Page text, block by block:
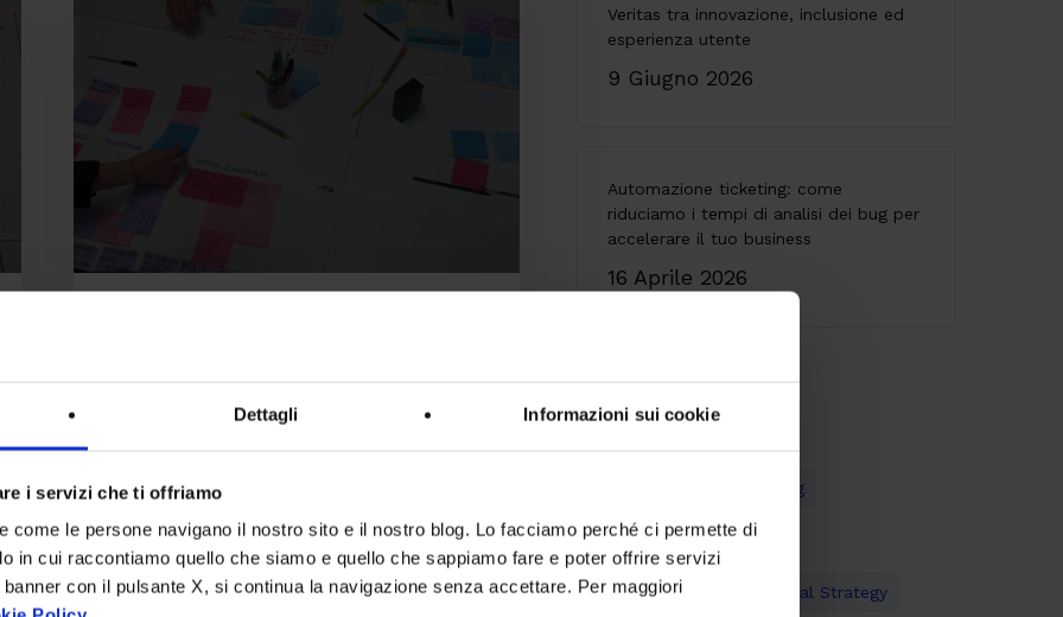
Dettagli Informazioni sui cookie
i servizi che ti offriamo
come le persone navigano il nostro sito e il nostro blog. Lo facciamo perché ci permette di
in cui raccontiamo quello che siamo e quello che sappiamo fare e poter offrire servizi
con il pulsante X, si continua la navigazione senza accettare. Per maggiori
concreta
experience
Spazio 65+: esperienza
concreta di experience
mapping
La scorsa primavera il team UX di
Intesys è stato coinvolto per
realizzare due workshop…
Veritas tra innovazione, inclusione ed
esperienza utente
9 Giugno 2026
Automazione ticketing: come
riduciamo i tempi di analisi dei bug per
accelerare il tuo business
16 Aprile 2026
Tag più utilizzati
Content Marketing
Customer Experience
Digital Marketing Digital Strategy